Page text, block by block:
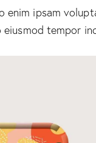
enim ipsam
tempor